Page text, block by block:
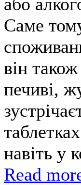
Саме
він
печиві,
навіть у
Read